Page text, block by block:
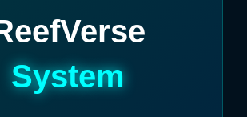
System